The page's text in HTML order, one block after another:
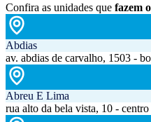
Confira as unidades que fazem
Abdias
av. abdias de carvalho, 1503 -
Abreu E Lima
rua alto da bela vista, 10 - centro